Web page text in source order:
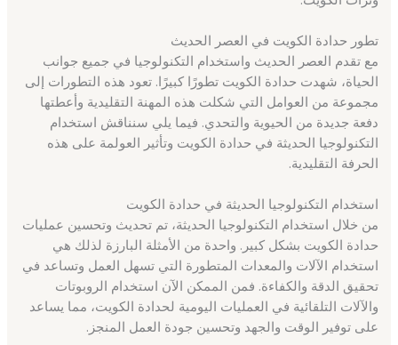
تطور حدادة الكويت في العصر الحديث
مع تقدم العصر الحديث واستخدام التكنولوجيا في جميع جوانب
الحياة، شهدت حدادة الكويت تطورًا كبيرًا. تعود هذه التطورات إلى
مجموعة من العوامل التي شكلت هذه المهنة التقليدية وأعطتها
دفعة جديدة من الحيوية والتحدي. فيما يلي سنناقش استخدام
التكنولوجيا الحديثة في حدادة الكويت وتأثير العولمة على هذه
الحرفة التقليدية.
استخدام التكنولوجيا الحديثة في حدادة الكويت
من خلال استخدام التكنولوجيا الحديثة، تم تحديث وتحسين عمليات
حدادة الكويت بشكل كبير. واحدة من الأمثلة البارزة لذلك هي
استخدام الآلات والمعدات المتطورة التي تسهل العمل وتساعد في
تحقيق الدقة والكفاءة. فمن الممكن الآن استخدام الروبوتات
والآلات التلقائية في العمليات اليومية لحدادة الكويت، مما يساعد
على توفير الوقت والجهد وتحسين جودة العمل المنجز.